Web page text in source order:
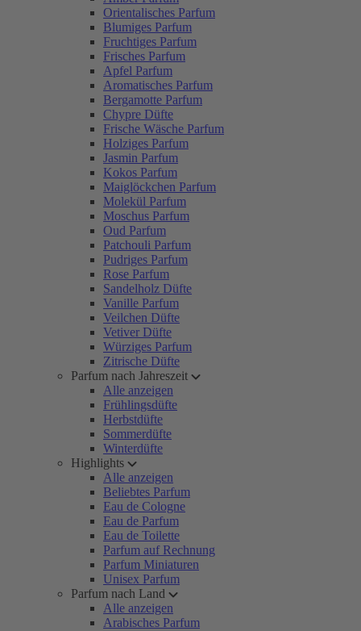
Orientalisches Parfum
Blumiges Parfum
Fruchtiges Parfum
Frisches Parfum
Apfel Parfum
Aromatisches Parfum
Bergamotte Parfum
Chypre Düfte
Frische Wäsche Parfum
Holziges Parfum
Jasmin Parfum
Kokos Parfum
Maiglöckchen Parfum
Molekül Parfum
Moschus Parfum
Oud Parfum
Patchouli Parfum
Pudriges Parfum
Rose Parfum
Sandelholz Düfte
Vanille Parfum
Veilchen Düfte
Vetiver Düfte
Würziges Parfum
Zitrische Düfte
Parfum nach Jahreszeit
Alle anzeigen
Frühlingsdüfte
Herbstdüfte
Sommerdüfte
Winterdüfte
Highlights
Alle anzeigen
Beliebtes Parfum
Eau de Cologne
Eau de Parfum
Eau de Toilette
Parfum auf Rechnung
Parfum Miniaturen
Unisex Parfum
Parfum nach Land
Alle anzeigen
Arabisches Parfum